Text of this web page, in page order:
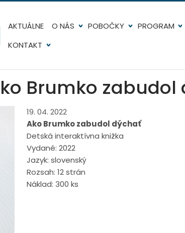
AKTUÁLNE O NÁS POBOČKY PROGRAM
KONTAKT
Brumko zabudol
19. 04. 2022
Ako Brumko zabudol dýchať
Detská interaktívna knižka
Vydané: 2022
Jazyk: slovenský
Rozsah: 12 strán
Náklad: 300 ks